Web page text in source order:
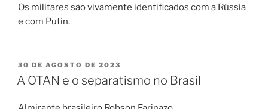
Os militares são vivamente identificados com a Rússia
e com Putin.
PUBLICADO
EM
30 DE AGOSTO DE 2023
A OTAN e o separatismo no Brasil